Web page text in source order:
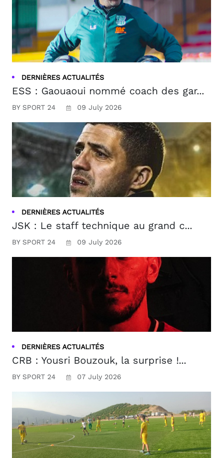
DERNIÈRES ACTUALITÉS
ESS : Gaouaoui nommé coach des gar...
BY SPORT 24 09 July 2026
DERNIÈRES ACTUALITÉS
JSK : Le staff technique au grand c...
BY SPORT 24 09 July 2026
DERNIÈRES ACTUALITÉS
CRB : Yousri Bouzouk, la surprise !...
BY SPORT 24 07 July 2026